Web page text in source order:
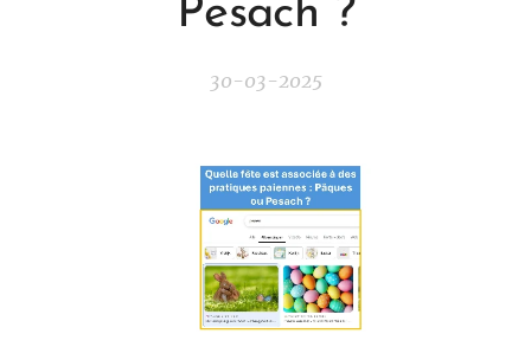
Pesach ?
30-03-2025